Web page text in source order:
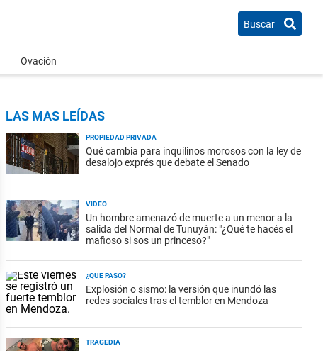
Buscar
Ovación
LAS MAS LEÍDAS
PROPIEDAD PRIVADA
Qué cambia para inquilinos morosos con la ley de
desalojo exprés que debate el Senado
VIDEO
Un hombre amenazó de muerte a un menor a la
salida del Normal de Tunuyán: "¿Qué te hacés el
mafioso si sos un princeso?"
¿QUÉ PASÓ?
Explosión o sismo: la versión que inundó las
redes sociales tras el temblor en Mendoza
TRAGEDIA